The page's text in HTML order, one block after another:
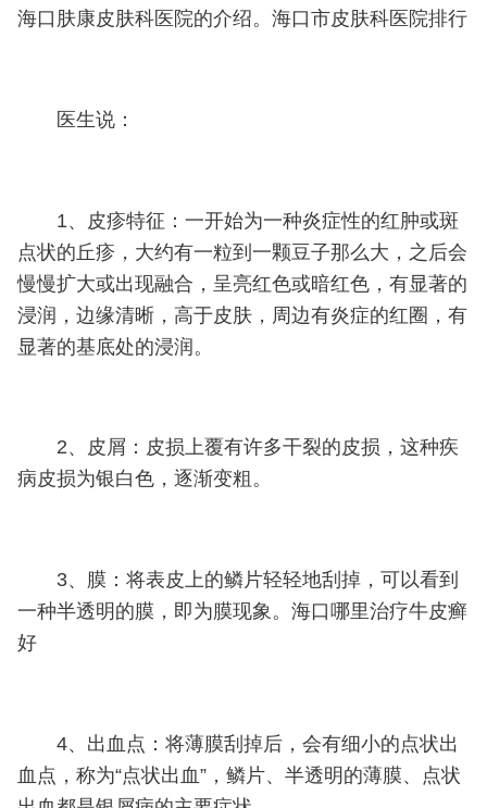
海口肤康皮肤科医院的介绍。海口市皮肤科医院排行
医生说：
1、皮疹特征：一开始为一种炎症性的红肿或斑
点状的丘疹，大约有一粒到一颗豆子那么大，之后会
慢慢扩大或出现融合，呈亮红色或暗红色，有显著的
浸润，边缘清晰，高于皮肤，周边有炎症的红圈，有
显著的基底处的浸润。
2、皮屑：皮损上覆有许多干裂的皮损，这种疾
病皮损为银白色，逐渐变粗。
3、膜：将表皮上的鳞片轻轻地刮掉，可以看到
一种半透明的膜，即为膜现象。海口哪里治疗牛皮癣
好
4、出血点：将薄膜刮掉后，会有细小的点状出
血点，称为“点状出血”，鳞片、半透明的薄膜、点状